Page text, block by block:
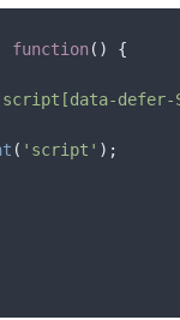
function( ) {
defer-
( 'script' );